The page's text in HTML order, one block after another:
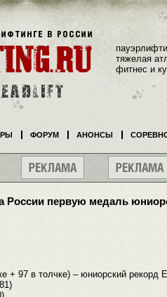
России первую медаль
+ 97 в толчке) – юниорский рекорд
тяжелая
фитнес и
ФОРУМ АНОНСЫ